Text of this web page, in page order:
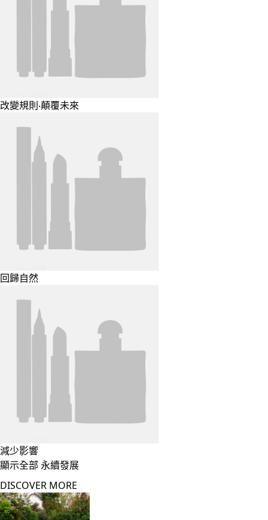
改變規則‧顛覆未來
回歸自然
減少影響
顯示全部 永續發展
DISCOVER MORE